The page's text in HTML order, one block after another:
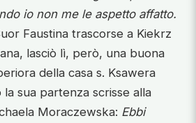
io non me le aspetto affatto.
Faustina trascorse a Kiekrz
lasciò lì, però, una buona
della casa s. Ksawera
sua partenza scrisse alla
Moraczewska: Ebbi